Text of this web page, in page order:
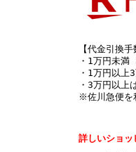
【代金引換手
・1万円未満
・1万円以上
・3万円以上
※佐川急便を
詳しいショッ